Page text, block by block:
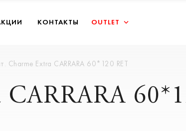
КОНТАКТЫ OUTLET
Charme Extra CARRARA 60*120 RET